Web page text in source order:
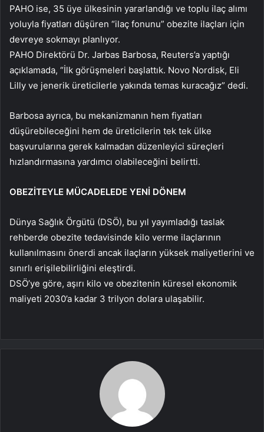
PAHO ise, 35 üye ülkesinin yararlandığı ve toplu ilaç alımı
yoluyla fiyatları düşüren “ilaç fonunu” obezite ilaçları için
devreye sokmayı planlıyor.
PAHO Direktörü Dr. Jarbas Barbosa, Reuters’a yaptığı
açıklamada, “İlk görüşmeleri başlattık. Novo Nordisk, Eli
Lilly ve jenerik üreticilerle yakında temas kuracağız” dedi.
Barbosa ayrıca, bu mekanizmanın hem fiyatları
düşürebileceğini hem de üreticilerin tek tek ülke
başvurularına gerek kalmadan düzenleyici süreçleri
hızlandırmasına yardımcı olabileceğini belirtti.
OBEZİTEYLE MÜCADELEDE YENİ DÖNEM
Dünya Sağlık Örgütü (DSÖ), bu yıl yayımladığı taslak
rehberde obezite tedavisinde kilo verme ilaçlarının
kullanılmasını önerdi ancak ilaçların yüksek maliyetlerini ve
sınırlı erişilebilirliğini eleştirdi.
DSÖ’ye göre, aşırı kilo ve obezitenin küresel ekonomik
maliyeti 2030’a kadar 3 trilyon dolara ulaşabilir.